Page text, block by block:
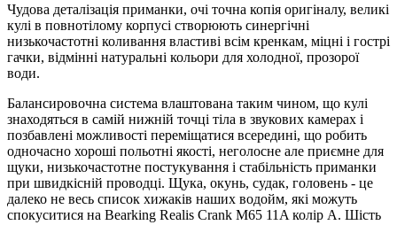
Чудова деталізація приманки, очі точна копія оригіналу, великі
кулі в повнотілому корпусі створюють синергічні
низькочастотні коливання властиві всім кренкам, міцні і гострі
гачки, відмінні натуральні кольори для холодної, прозорої
води.
Балансировочна система влаштована таким чином, що кулі
знаходяться в самій нижній точці тіла в звукових камерах і
позбавлені можливості переміщатися всередині, що робить
одночасно хороші польотні якості, неголосне але приємне для
щуки, низькочастотне постукування і стабільність приманки
при швидкісній проводці. Щука, окунь, судак, головень - це
далеко не весь список хижаків наших водойм, які можуть
спокуситися на Bearking Realis Crank M65 11A колір A. Шість